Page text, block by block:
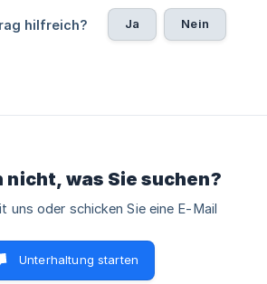
hilfreich? Ja Nein
nicht, was Sie suchen?
uns oder schicken Sie eine E-Mail
Unterhaltung starten